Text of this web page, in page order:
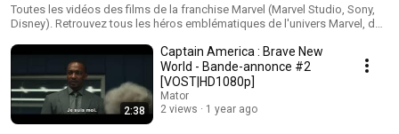
Toutes les vidéos des films de la franchise Marvel (Marvel Studio, Sony,
Disney). Retrouvez tous les héros emblématiques de l'univers Marvel, des
2:38
Captain America : Brave New
World - Bande-annonce #2
[VOST|HD1080p]
Mator
2 views
1 year ago